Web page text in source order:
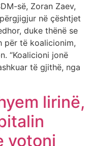
së, Zoran Zaev,
në çështjet
duke thënë se
për të koalicionim,
“Koalicioni jonë
të gjithë, nga
lirinë,
votoni